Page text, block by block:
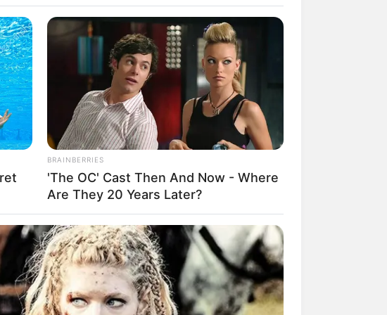
esgotar com o passar dos
sala de aula como forma
da criança e de ensiná-
BRAINBERRIES
'The OC' Cast Then And Now - Where
Are They 20 Years Later?
BUZZ DAY